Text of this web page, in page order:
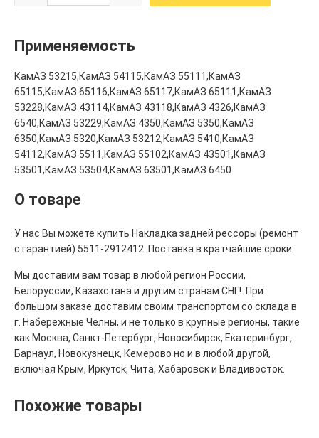
Применяемость
КамАЗ 53215,КамАЗ 54115,КамАЗ 55111,КамАЗ
65115,КамАЗ 65116,КамАЗ 65117,КамАЗ 65111,КамАЗ
53228,КамАЗ 43114,КамАЗ 43118,КамАЗ 4326,КамАЗ
6540,КамАЗ 53229,КамАЗ 4350,КамАЗ 5350,КамАЗ
6350,КамАЗ 5320,КамАЗ 53212,КамАЗ 5410,КамАЗ
54112,КамАЗ 5511,КамАЗ 55102,КамАЗ 43501,КамАЗ
53501,КамАЗ 53504,КамАЗ 63501,КамАЗ 6450
О товаре
У нас Вы можете купить Накладка задней рессоры (ремонт
с гарантией) 5511-2912412. Поставка в кратчайшие сроки.
Мы доставим вам товар в любой регион России,
Белоруссии, Казахстана и другим странам СНГ!. При
большом заказе доставим своим транспортом со склада в
г. Набережные Челны, и не только в крупные регионы, такие
как Москва, Санкт-Петербург, Новосибирск, Екатеринбург,
Барнаул, Новокузнецк, Кемерово но и в любой другой,
включая Крым, Иркутск, Чита, Хабаровск и Владивосток.
Похожие товары